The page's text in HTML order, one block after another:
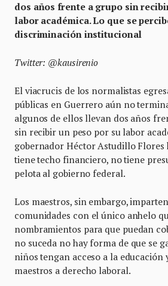
dos años frente a grupo sin
labor académica. Lo que se
discriminación institucional
Twitter: @kausirenio
El viacrucis de los normalistas
públicas en Guerrero aún no
algunos de ellos llevan dos años
sin recibir un peso por su labor
gobernador Héctor Astudillo Flores
tiene techo financiero, no tiene
pelota al gobierno federal.
Los maestros, sin embargo,
comunidades con el único anhelo
nombramientos para que puedan
no suceda no hay forma de que se
niños tengan acceso a la educación
maestros a derecho laboral.